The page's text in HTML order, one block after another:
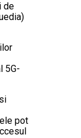
de
5G-
pot